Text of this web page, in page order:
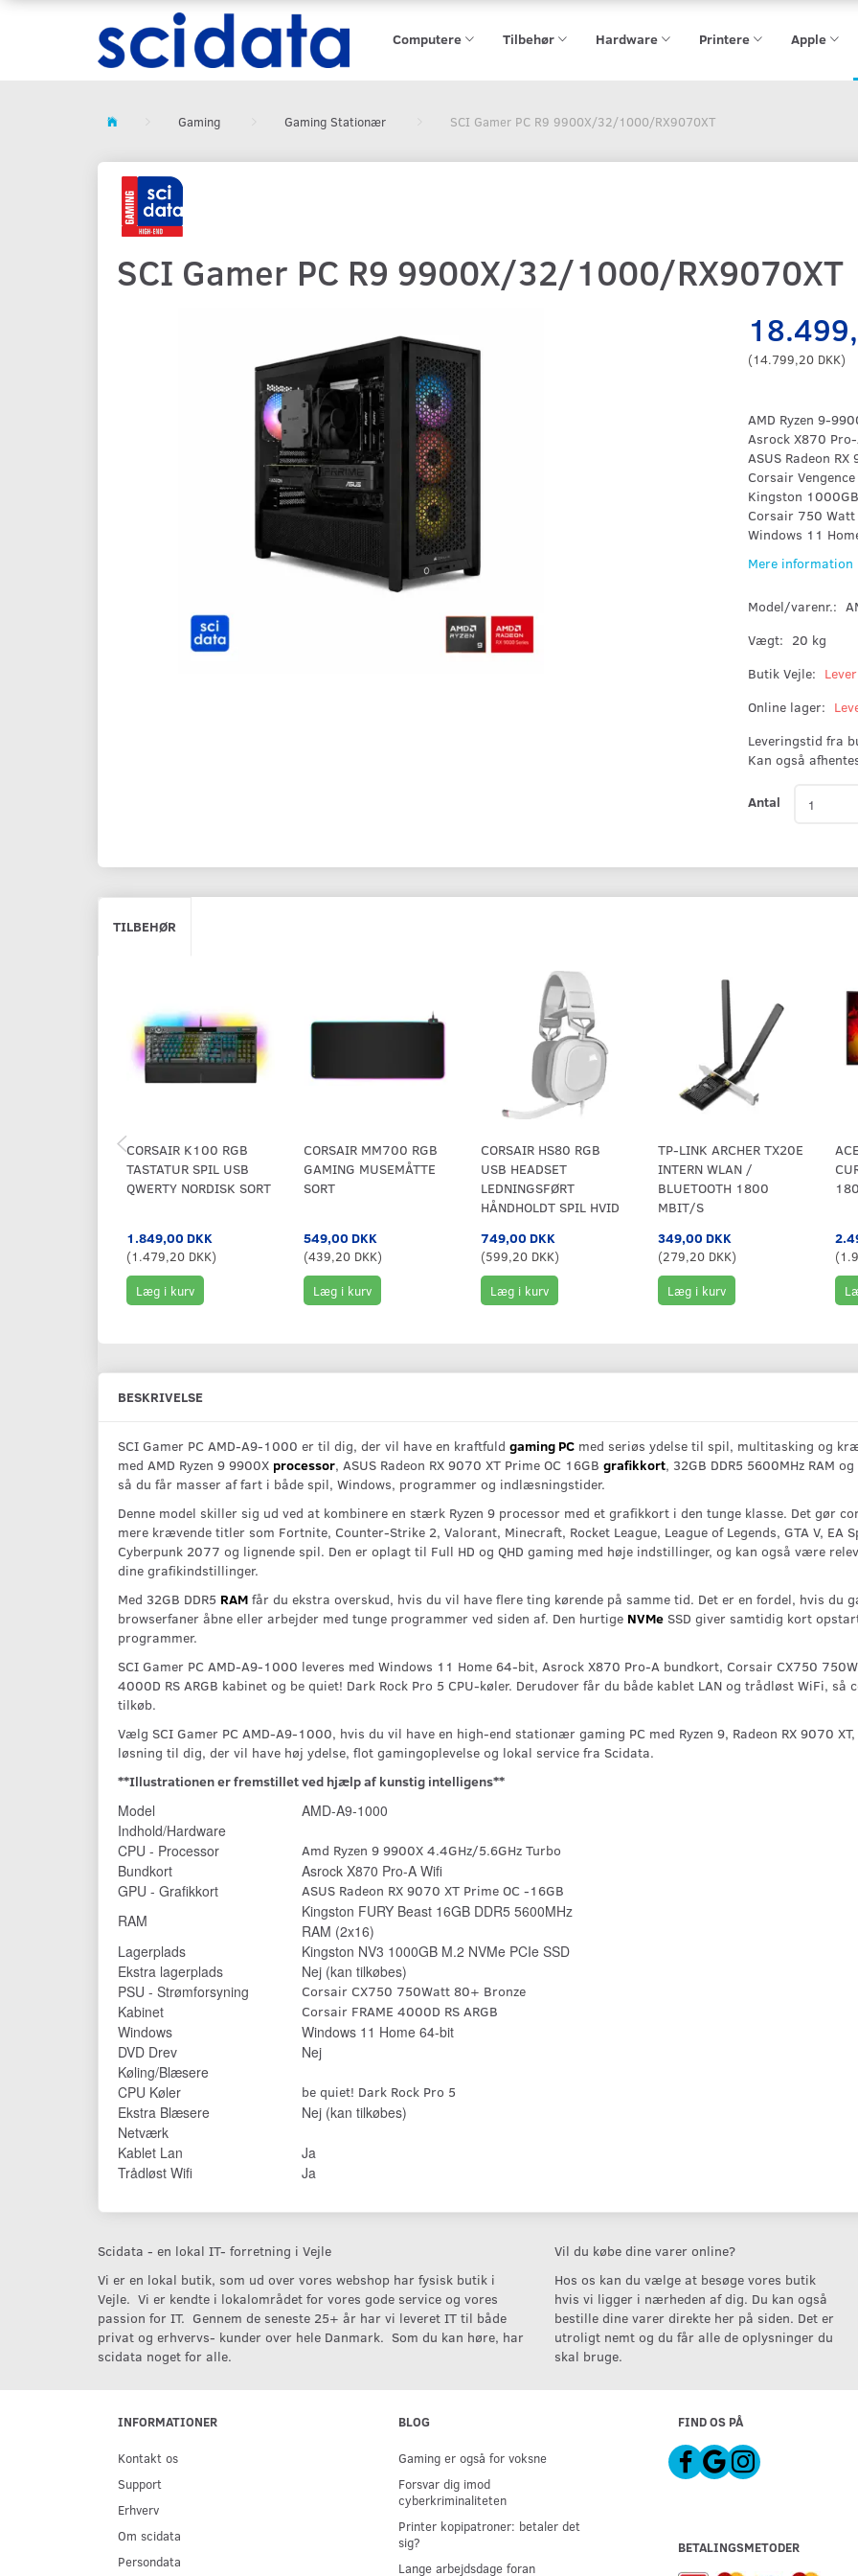
Computere Tilbehør Hardware Printere Apple
Gaming Gaming Stationær SCI Gamer PC R9 9900X/32/1000/RX9070XT
SCI Gamer PC R9 9900X/32/1000/RX9070XT
(14.799,20 DKK)
AMD Ryzen 9-
Asrock X870
ASUS Radeon
Corsair
Kingston 1000GB
Corsair 750
Windows 11
Mere information
Model/varenr.:
Vægt: 20 kg
Butik Vejle:
Online lager:
Leveringstid fra
Kan også
Antal
TILBEHØR
CORSAIR K100 RGB
TASTATUR SPIL USB
QWERTY NORDISK SORT
1.849,00 DKK
(1.479,20 DKK)
Læg i kurv
CORSAIR MM700 RGB
GAMING MUSEMÅTTE
SORT
549,00 DKK
(439,20 DKK)
Læg i kurv
CORSAIR HS80 RGB
USB HEADSET
LEDNINGSFØRT
HÅNDHOLDT SPIL HVID
749,00 DKK
(599,20 DKK)
Læg i kurv
TP-LINK ARCHER TX20E
INTERN WLAN /
BLUETOOTH 1800
MBIT/S
349,00 DKK
(279,20 DKK)
Læg i kurv
(
BESKRIVELSE
SCI Gamer PC AMD-A9-1000 er til dig, der vil have en kraftfuld gaming PC med seriøs ydelse til spil, multitasking og
med AMD Ryzen 9 9900X processor, ASUS Radeon RX 9070 XT Prime OC 16GB grafikkort, 32GB DDR5 5600MHz RAM
så du får masser af fart i både spil, Windows, programmer og indlæsningstider.
Denne model skiller sig ud ved at kombinere en stærk Ryzen 9 processor med et grafikkort i den tunge klasse. Det gør
mere krævende titler som Fortnite, Counter-Strike 2, Valorant, Minecraft, Rocket League, League of Legends, GTA V, EA
Cyberpunk 2077 og lignende spil. Den er oplagt til Full HD og QHD gaming med høje indstillinger, og kan også være
dine grafikindstillinger.
Med 32GB DDR5 RAM får du ekstra overskud, hvis du vil have flere ting kørende på samme tid. Det er en fordel, hvis du
browserfaner åbne eller arbejder med tunge programmer ved siden af. Den hurtige NVMe SSD giver samtidig kort
programmer.
SCI Gamer PC AMD-A9-1000 leveres med Windows 11 Home 64-bit, Asrock X870 Pro-A bundkort, Corsair CX750
4000D RS ARGB kabinet og be quiet! Dark Rock Pro 5 CPU-køler. Derudover får du både kablet LAN og trådløst WiFi,
tilkøb.
Vælg SCI Gamer PC AMD-A9-1000, hvis du vil have en high-end stationær gaming PC med Ryzen 9, Radeon RX 9070
løsning til dig, der vil have høj ydelse, flot gamingoplevelse og lokal service fra Scidata.
**Illustrationen er fremstillet ved hjælp af kunstig intelligens**
Model
AMD-A9-1000
Indhold/Hardware
CPU - Processor
Amd Ryzen 9 9900X 4.4GHz/5.6GHz Turbo
Bundkort
Asrock X870 Pro-A Wifi
GPU - Grafikkort
ASUS Radeon RX 9070 XT Prime OC -16GB
RAM
Kingston FURY Beast 16GB DDR5 5600MHz
RAM (2x16)
Lagerplads
Kingston NV3 1000GB M.2 NVMe PCIe SSD
Ekstra lagerplads
Nej (kan tilkøbes)
PSU - Strømforsyning
Corsair CX750 750Watt 80+ Bronze
Kabinet Corsair FRAME 4000D RS ARGB
Windows
Windows 11 Home 64-bit
DVD Drev
Nej
Køling/Blæsere
CPU Køler
be quiet! Dark Rock Pro 5
Ekstra Blæsere
Nej (kan tilkøbes)
Netværk
Kablet Lan
Ja
Trådløst Wifi
Ja
Scidata - en lokal IT- forretning i Vejle
Vi er en lokal butik, som ud over vores webshop har fysisk butik i
Vejle. Vi er kendte i lokalområdet for vores gode service og vores
passion for IT. Gennem de seneste 25+ år har vi leveret IT til både
privat og erhvervs- kunder over hele Danmark. Som du kan høre, har
scidata noget for alle.
Vil du købe dine varer online?
Hos os kan du vælge at besøge vores butik
hvis vi ligger i nærheden af dig. Du kan også
bestille dine varer direkte her på siden. Det er
utroligt nemt og du får alle de oplysninger du
skal bruge.
INFORMATIONER
Kontakt os
Support
Erhverv
Om scidata
Persondata
BLOG
Gaming er også for voksne
Forsvar dig imod
cyberkriminaliteten
Printer kopipatroner: betaler det
sig?
Lange arbejdsdage foran
FIND OS PÅ
BETALINGSMETODER